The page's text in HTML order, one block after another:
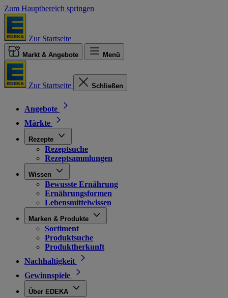
Zum Hauptbereich springen
Zur Startseite
Markt & Angebote Menü
Zur Startseite Schließen
Angebote
Märkte
Rezepte
Rezeptsuche
Rezeptsammlungen
Wissen
Bewusste Ernährung
Ernährungsformen
Lebensmittelwissen
Marken & Produkte
Sortiment
Produktsuche
Produktherkunft
Nachhaltigkeit
Gewinnspiele
Über EDEKA